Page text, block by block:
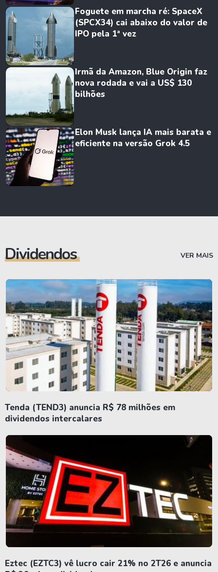
Foguete em marcha ré: SpaceX
(SPCX34) cai abaixo do valor de
IPO pela 1ª vez
Irmã da Amazon, Blue Origin faz
nova rodada e vai a US$ 130
bilhões
Elon Musk lança IA mais barata e
eficiente na versão Grok 4.5
Dividendos VER MAIS
Tenda (TEND3) anuncia R$ 78 milhões em
dividendos intercalares
Eztec (EZTC3) vê lucro cair 21% no 2T26 e anuncia